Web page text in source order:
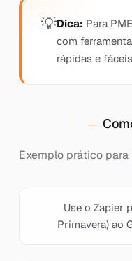
Dica: Para
com
rápidas e
Exemplo prático para
Use o Zapier
Primavera) ao